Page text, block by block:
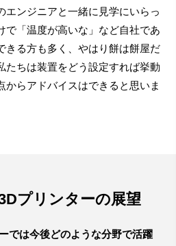
エンジニアと一緒に見学にいらっ
で「温度が高いな」など自社であ
きる方も多く、やはり餅は餅屋だ
たちは装置をどう設定すれば挙動
からアドバイスはできると思いま
プリンターの展望
では今後どのような分野で活躍